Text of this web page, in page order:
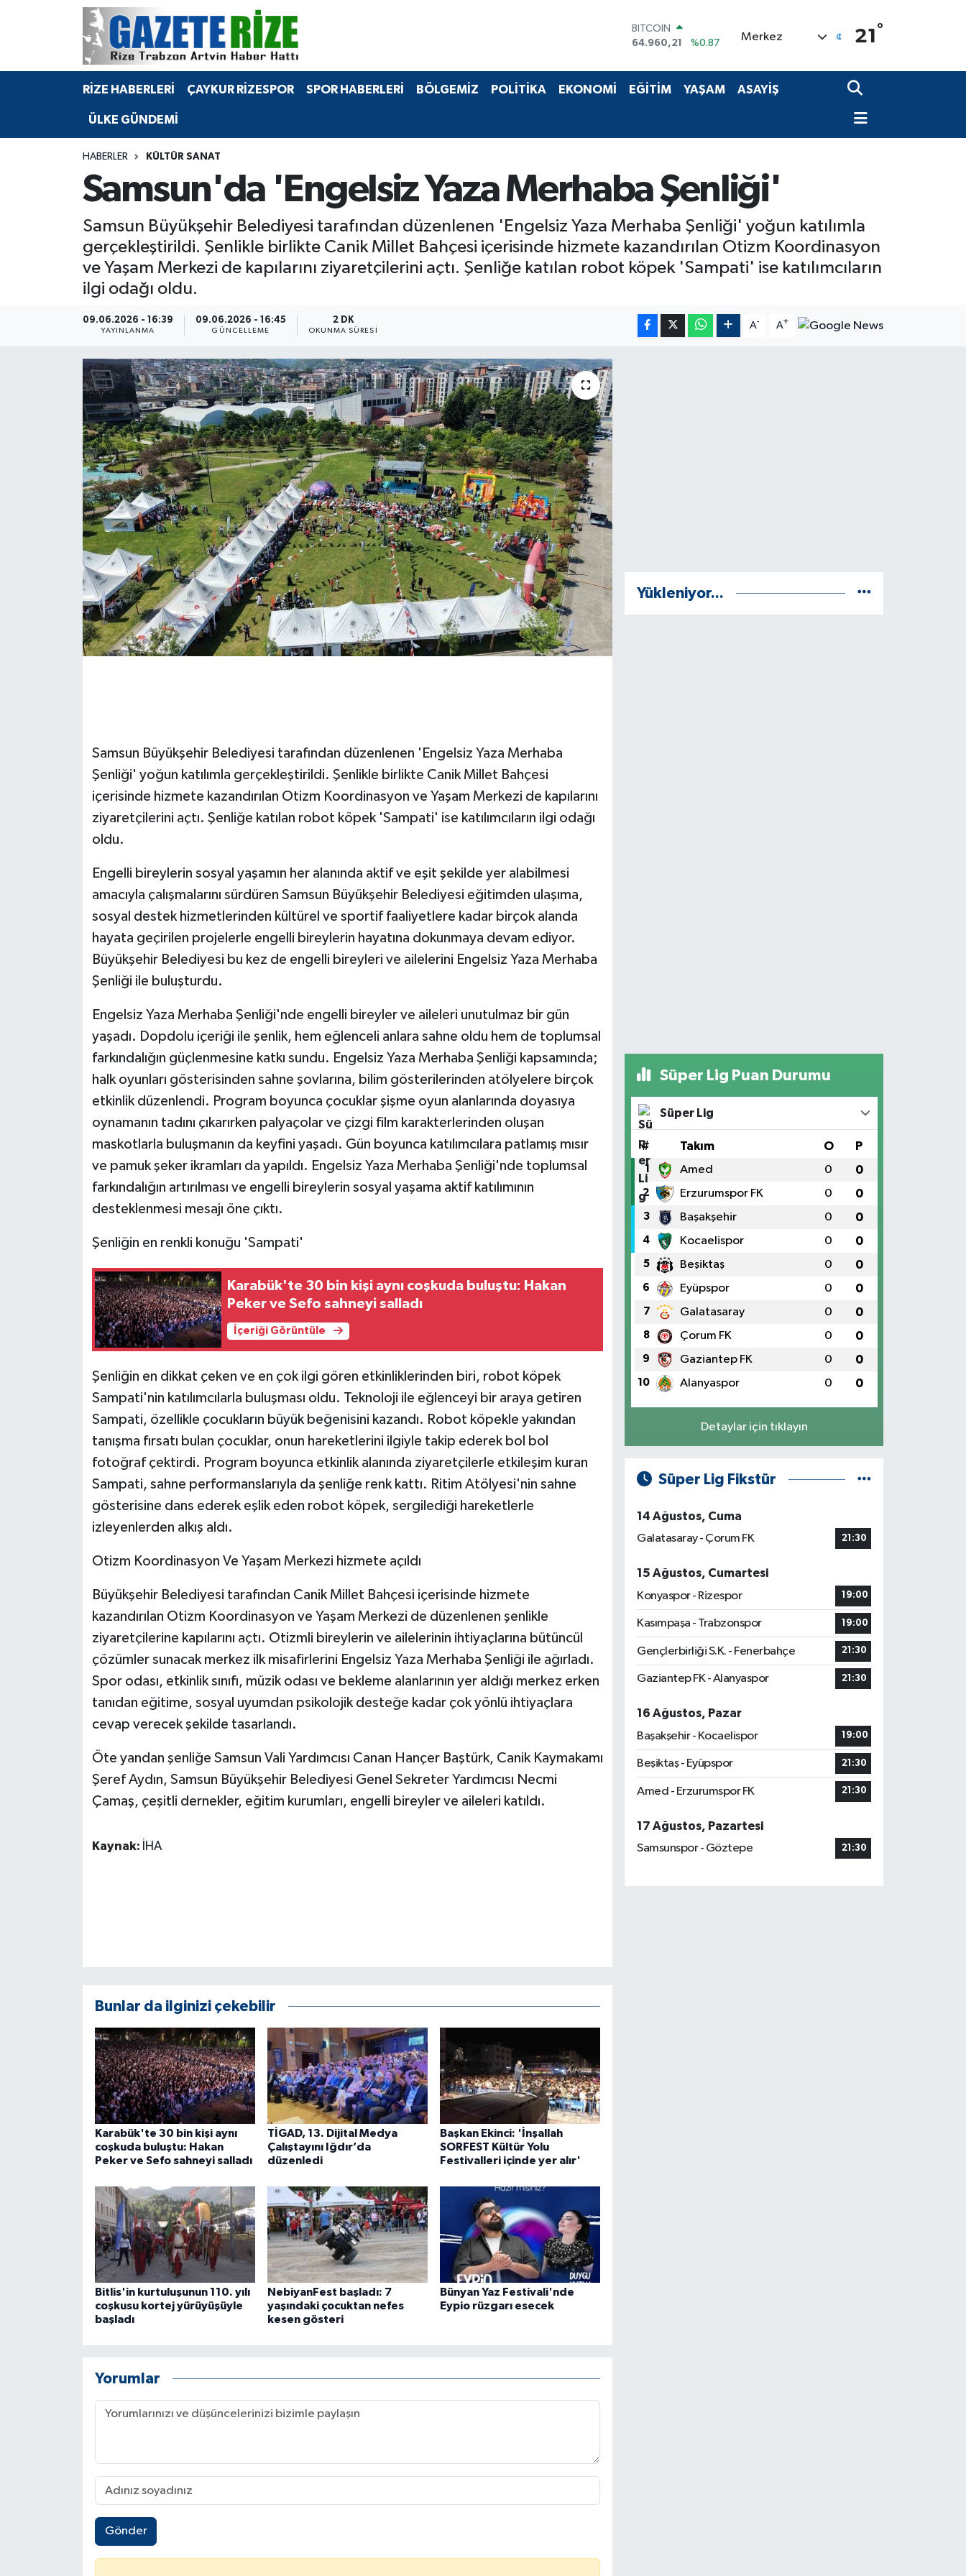
DOLAR
47,7436
%0.18
55,2510
%0.32
STERLİN
BITCOIN
64.960,21
%0.87
Merkez 21 °
RİZE HABERLERİ ÇAYKUR RİZESPOR SPOR HABERLERİ BÖLGEMİZ POLİTİKA EKONOMİ EĞİTİM YAŞAM ASAYİŞ
ÜLKE GÜNDEMİ
HABERLER KÜLTÜR SANAT
Samsun'da 'Engelsiz Yaza Merhaba Şenliği'
Samsun Büyükşehir Belediyesi tarafından düzenlenen 'Engelsiz Yaza Merhaba Şenliği' yoğun katılımla
gerçekleştirildi. Şenlikle birlikte Canik Millet Bahçesi içerisinde hizmete kazandırılan Otizm Koordinasyon
ve Yaşam Merkezi de kapılarını ziyaretçilerini açtı. Şenliğe katılan robot köpek 'Sampati' ise katılımcıların
ilgi odağı oldu.
09.06.2026 - 16:39
YAYINLANMA
09.06.2026 - 16:45
GÜNCELLEME
2 DK
OKUNMA SÜRESI
A- A+
Samsun Büyükşehir Belediyesi tarafından düzenlenen 'Engelsiz Yaza Merhaba
Şenliği' yoğun katılımla gerçekleştirildi. Şenlikle birlikte Canik Millet Bahçesi
içerisinde hizmete kazandırılan Otizm Koordinasyon ve Yaşam Merkezi de kapılarını
ziyaretçilerini açtı. Şenliğe katılan robot köpek 'Sampati' ise katılımcıların ilgi odağı
oldu.
Engelli bireylerin sosyal yaşamın her alanında aktif ve eşit şekilde yer alabilmesi
amacıyla çalışmalarını sürdüren Samsun Büyükşehir Belediyesi eğitimden ulaşıma,
sosyal destek hizmetlerinden kültürel ve sportif faaliyetlere kadar birçok alanda
hayata geçirilen projelerle engelli bireylerin hayatına dokunmaya devam ediyor.
Büyükşehir Belediyesi bu kez de engelli bireyleri ve ailelerini Engelsiz Yaza Merhaba
Şenliği ile buluşturdu.
Engelsiz Yaza Merhaba Şenliği'nde engelli bireyler ve aileleri unutulmaz bir gün
yaşadı. Dopdolu içeriği ile şenlik, hem eğlenceli anlara sahne oldu hem de toplumsal
farkındalığın güçlenmesine katkı sundu. Engelsiz Yaza Merhaba Şenliği kapsamında;
halk oyunları gösterisinden sahne şovlarına, bilim gösterilerinden atölyelere birçok
etkinlik düzenlendi. Program boyunca çocuklar şişme oyun alanlarında doyasıya
oynamanın tadını çıkarırken palyaçolar ve çizgi film karakterlerinden oluşan
maskotlarla buluşmanın da keyfini yaşadı. Gün boyunca katılımcılara patlamış mısır
ve pamuk şeker ikramları da yapıldı. Engelsiz Yaza Merhaba Şenliği'nde toplumsal
farkındalığın artırılması ve engelli bireylerin sosyal yaşama aktif katılımının
desteklenmesi mesajı öne çıktı.
Şenliğin en renkli konuğu 'Sampati'
Karabük'te 30 bin kişi aynı coşkuda buluştu: Hakan
Peker ve Sefo sahneyi salladı
İçeriği Görüntüle
Şenliğin en dikkat çeken ve en çok ilgi gören etkinliklerinden biri, robot köpek
Sampati'nin katılımcılarla buluşması oldu. Teknoloji ile eğlenceyi bir araya getiren
Sampati, özellikle çocukların büyük beğenisini kazandı. Robot köpekle yakından
tanışma fırsatı bulan çocuklar, onun hareketlerini ilgiyle takip ederek bol bol
fotoğraf çektirdi. Program boyunca etkinlik alanında ziyaretçilerle etkileşim kuran
Sampati, sahne performanslarıyla da şenliğe renk kattı. Ritim Atölyesi'nin sahne
gösterisine dans ederek eşlik eden robot köpek, sergilediği hareketlerle
izleyenlerden alkış aldı.
Otizm Koordinasyon Ve Yaşam Merkezi hizmete açıldı
Büyükşehir Belediyesi tarafından Canik Millet Bahçesi içerisinde hizmete
kazandırılan Otizm Koordinasyon ve Yaşam Merkezi de düzenlenen şenlikle
ziyaretçilerine kapılarını açtı. Otizmli bireylerin ve ailelerinin ihtiyaçlarına bütüncül
çözümler sunacak merkez ilk misafirlerini Engelsiz Yaza Merhaba Şenliği ile ağırladı.
Spor odası, etkinlik sınıfı, müzik odası ve bekleme alanlarının yer aldığı merkez erken
tanıdan eğitime, sosyal uyumdan psikolojik desteğe kadar çok yönlü ihtiyaçlara
cevap verecek şekilde tasarlandı.
Öte yandan şenliğe Samsun Vali Yardımcısı Canan Hançer Baştürk, Canik Kaymakamı
Şeref Aydın, Samsun Büyükşehir Belediyesi Genel Sekreter Yardımcısı Necmi
Çamaş, çeşitli dernekler, eğitim kurumları, engelli bireyler ve aileleri katıldı.
Kaynak: İHA
Bunlar da ilginizi çekebilir
Karabük'te 30 bin kişi aynı
coşkuda buluştu: Hakan
Peker ve Sefo sahneyi salladı
TİGAD, 13. Dijital Medya
Çalıştayını Iğdır’da
düzenledi
Başkan Ekinci: 'İnşallah
SORFEST Kültür Yolu
Festivalleri içinde yer alır'
Bitlis'in kurtuluşunun 110. yılı
coşkusu kortej yürüyüşüyle
başladı
NebiyanFest başladı: 7
yaşındaki çocuktan nefes
kesen gösteri
Bünyan Yaz Festivali'nde
Eypio rüzgarı esecek
Yorumlar
Gönder
Yükleniyor...
Süper Lig Puan Durumu
Süper Lig
# Takım O P
1 Amed 0 0
2 Erzurumspor FK 0 0
3 Başakşehir 0 0
4 Kocaelispor 0 0
5 Beşiktaş 0 0
6 Eyüpspor 0 0
7 Galatasaray 0 0
8 Çorum FK 0 0
9 Gaziantep FK 0 0
10 Alanyaspor 0 0
Detaylar için tıklayın
Süper Lig Fikstür
14 Ağustos, Cuma
Galatasaray - Çorum FK
21:30
15 Ağustos, Cumartesi
Konyaspor - Rizespor
19:00
Kasımpaşa - Trabzonspor 19:00
Gençlerbirliği S.K. - Fenerbahçe 21:30
Gaziantep FK - Alanyaspor 21:30
16 Ağustos, Pazar
Başakşehir - Kocaelispor
19:00
Beşiktaş - Eyüpspor 21:30
Amed - Erzurumspor FK 21:30
17 Ağustos, Pazartesi
Samsunspor - Göztepe
21:30
BÖLGEMİZ
Bilim Teknoloji
Advertising news
Dış Haberler
EĞİTİM
EKONOMİ
English News
Flaş Haber
Gayrimenkul
Jandarma
KÜLTÜR SANAT
MAGAZİN
Otomobil
POLİTİKA
SPOR HABERLERİ
ÜLKE GÜNDEMİ
Merkez Nöbetçi Eczaneler
Merkez Hava Durumu
Merkez Trafik Yoğunluk Haritası
Tüm Manşetler
Son Dakika Haberleri
Haber Arşivi